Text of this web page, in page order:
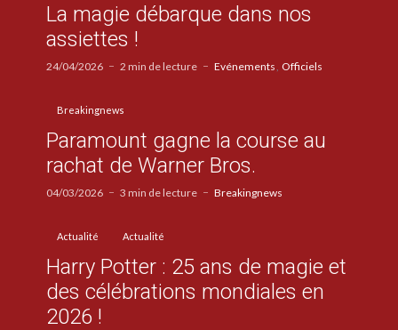
La magie débarque dans nos
assiettes !
24/04/2026 2 min de lecture Evénements Officiels
Breakingnews
Paramount gagne la course au
rachat de Warner Bros.
04/03/2026 3 min de lecture Breakingnews
Actualité Actualité
Harry Potter : 25 ans de magie et
des célébrations mondiales en
2026 !